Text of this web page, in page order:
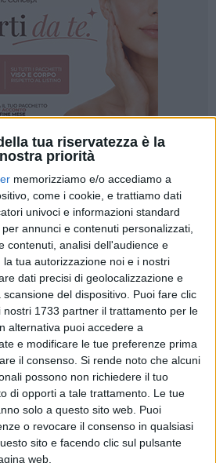
tua riservatezza è la
nostra priorità
memorizziamo e/o accediamo a
come i cookie, e trattiamo dati
univoci e informazioni standard
annunci e contenuti personalizzati,
contenuti, analisi dell'audience e
la tua autorizzazione noi e i nostri
dati precisi di geolocalizzazione e
del dispositivo. Puoi fare clic
1733 partner il trattamento per le
alternativa puoi accedere a
e modificare le tue preferenze prima
il consenso. Si rende noto che alcuni
possono non richiedere il tuo
di opporti a tale trattamento. Le tue
solo a questo sito web. Puoi
o revocare il consenso in qualsiasi
sito e facendo clic sul pulsante
web.
Madonna delle Grazie di
del Rinnovamento nello Spirito
dalle ore 18 alle 21 ripropone il
concreto di fede, tradizione e
Parrocchia Don Antonio Maldera:
di vita quotidiana,
e antichi mestieri, vogliamo
in un cammino che conduce
la nascita di Gesù, luce
tempo e ogni storia. Questo
è solo una rappresentazione, ma